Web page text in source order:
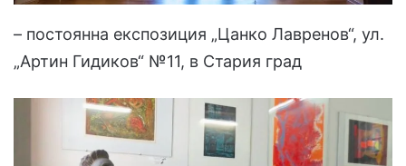
– постоянна експозиция „Цанко Лавренов“, ул.
„Артин Гидиков“ №11, в Стария град